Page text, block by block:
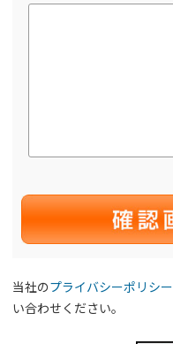
当社のプライバシーポリシー
い合わせください。